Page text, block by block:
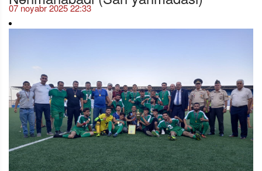
07 noyabr 2025 22:33